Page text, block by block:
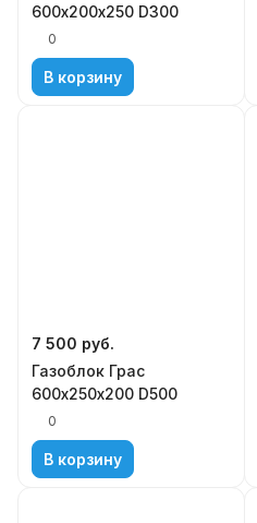
600х200х250 D300
0
В корзину
7 500 руб.
Газоблок Грас
600х250х200 D500
0
В корзину